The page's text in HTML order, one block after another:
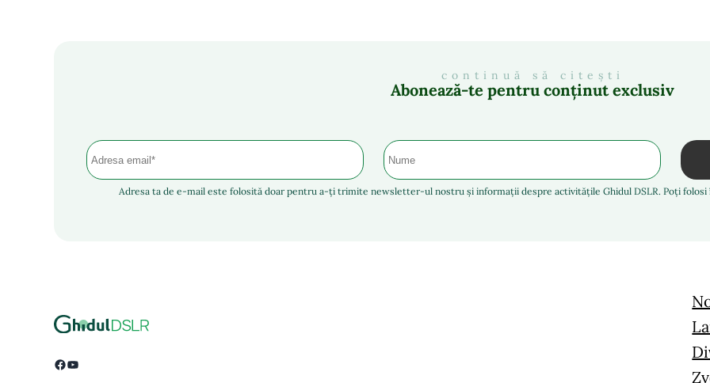
continuă să citești
Abonează-te pentru conținut exclusiv
Adresa ta de e-mail este folosită doar pentru a-ți trimite newsletter-ul nostru și informații despre activitățile Ghidul DSLR. Poți
Facebook YouTube